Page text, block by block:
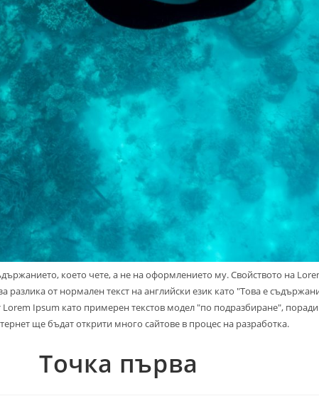
което чете, а не на оформлението му. Свойството на
разлика от нормален текст на английски език като "Това е
Ipsum като примерен текстов модел "по подразбиране",
ще бъдат открити много сайтове в процес на разработка.
Точка първа